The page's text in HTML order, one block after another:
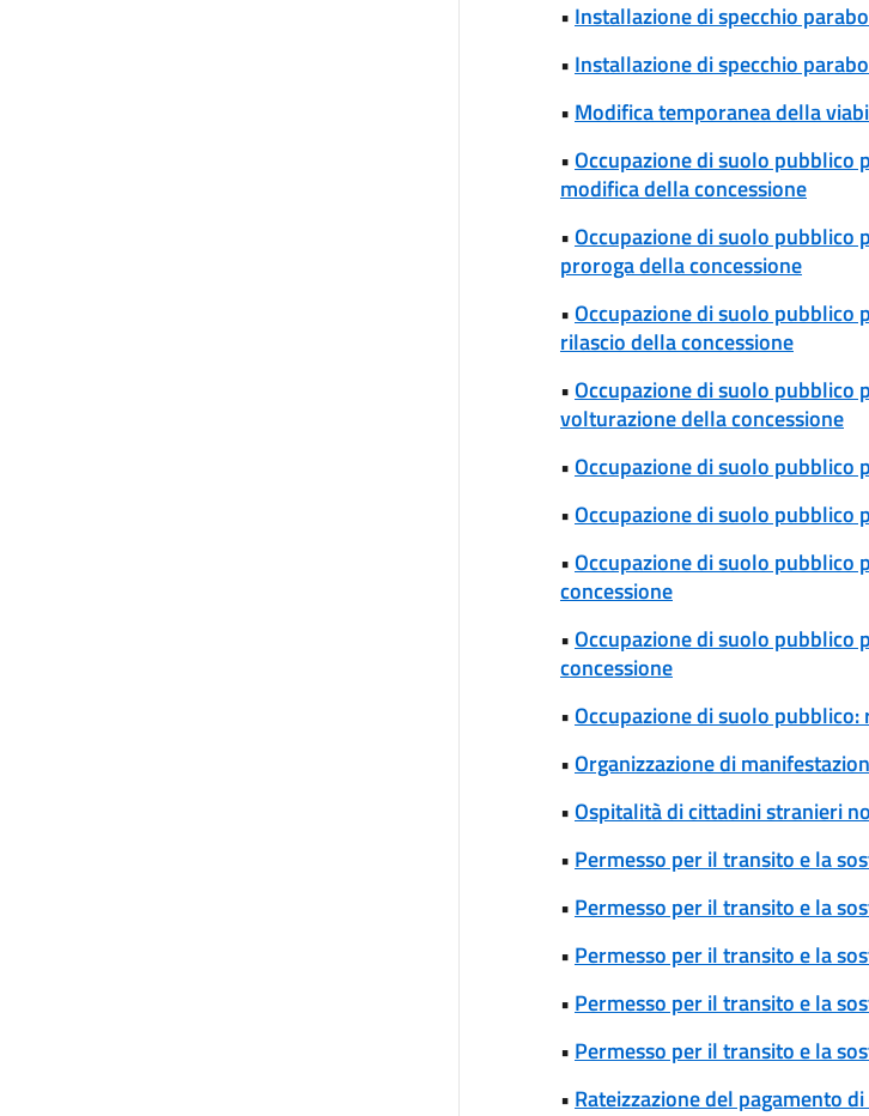
• Installazione di specchio
• Installazione di specchio
• Modifica temporanea della
•Occupazione di suolo pubblico
modifica della concessione
•Occupazione di suolo pubblico
proroga della concessione
•Occupazione di suolo pubblico
rilascio della concessione
•Occupazione di suolo pubblico
volturazione della concessione
•Occupazione di suolo
•Occupazione di suolo pubblico
•Occupazione di suolo
concessione
•Occupazione di suolo
concessione
•Occupazione di suolo
•Organizzazione di
•Ospitalità di cittadini stranieri
• Permesso per il transito e la
• Permesso per il transito e la
• Permesso per il transito e la
• Permesso per il transito e la
• Permesso per il transito e la
• Rateizzazione del pagamento